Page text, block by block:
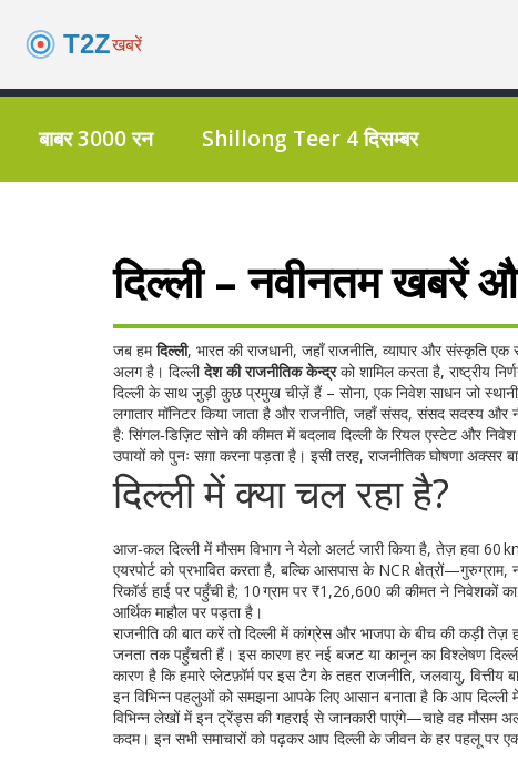
बाबर 3000 रन Shillong Teer 4 दिसम्बर
दिल्ली – नवीनतम खबरें
जब हमदिल्ली, भारत की राजधानी, जहाँ राजनीति, व्यापार और संस्कृति
अलग है। दिल्लीदेश की राजनीतिक केन्द्रको शामिल करता है, राष्ट्रीय
दिल्ली के साथ जुड़ी कुछ प्रमुख चीज़ें हैं – सोना, एक निवेश साधन जो
लगातार मॉनिटर किया जाता है औरराजनीति, जहाँ संसद, संसद सदस्य और
है: सिंगल‑डिज़िट सोने की कीमत में बदलाव दिल्ली के रियल एस्टेट और
उपायों को पुनः सग़ा करना पड़ता है। इसी तरह, राजनीतिक घोषणा
दिल्ली में क्या चल रहा है?
आज‑कल दिल्ली में मौसम विभाग ने येलो अलर्ट जारी किया है, तेज़ हवा
एयरपोर्ट को प्रभावित करता है, बल्कि आसपास के NCR
रिकॉर्ड हाई पर पहुँची है; 10 ग्राम पर ₹1,26,600 की कीमत ने निवेशकों
आर्थिक माहौल पर पड़ता है।
राजनीति की बात करें तो दिल्ली में कांग्रेस और भाजपा के बीच की कड़ी तेज़
जनता तक पहुँचती हैं। इस कारण हर नई बजट या कानून का विश्लेषण
कारण है कि हमारे प्लेटफ़ॉर्म पर इस टैग के तहत राजनीति, जलवायु, वित्तीय
इन विभिन्न पहलुओं को समझना आपके लिए आसान बनाता है कि आप
विभिन्न लेखों में इन ट्रेंड्स की गहराई से जानकारी पाएंगे—चाहे वह मौसम
कदम। इन सभी समाचारों को पढ़कर आप दिल्ली के जीवन के हर पहलू पर